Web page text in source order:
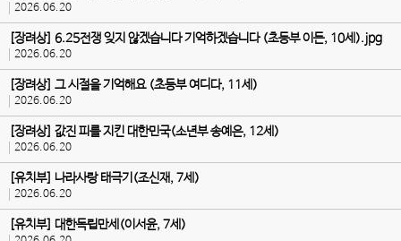
2026.06.20
[장려상] 6.25전쟁 잊지 않겠습니다 기억하겠습니다 (초등부 이든, 10세).jpg
2026.06.20
[장려상] 그 시절을 기억해요 (초등부 여디다, 11세)
2026.06.20
[장려상] 값진 피를 지킨 대한민국(소년부 송예은, 12세)
2026.06.20
[유치부] 나라사랑 태극기(조신재, 7세)
2026.06.20
[유치부] 대한독립만세(이서윤, 7세)